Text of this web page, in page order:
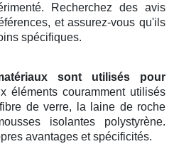
Recherchez des avis
et assurez-vous qu'ils
spécifiques.
sont utilisés pour
éléments couramment utilisés
de verre, la laine de roche
isolantes polystyrène.
avantages et spécificités.